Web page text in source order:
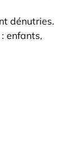
dénutries.
enfants,